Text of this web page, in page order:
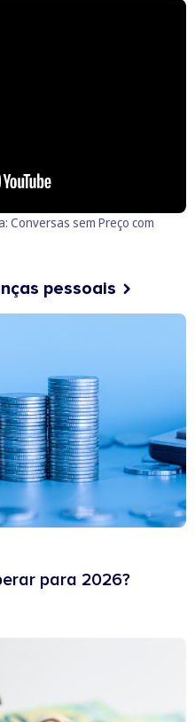
Conversas sem Preço com
pessoais
para 2026?